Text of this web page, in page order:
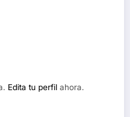
Edita tu perfil ahora.